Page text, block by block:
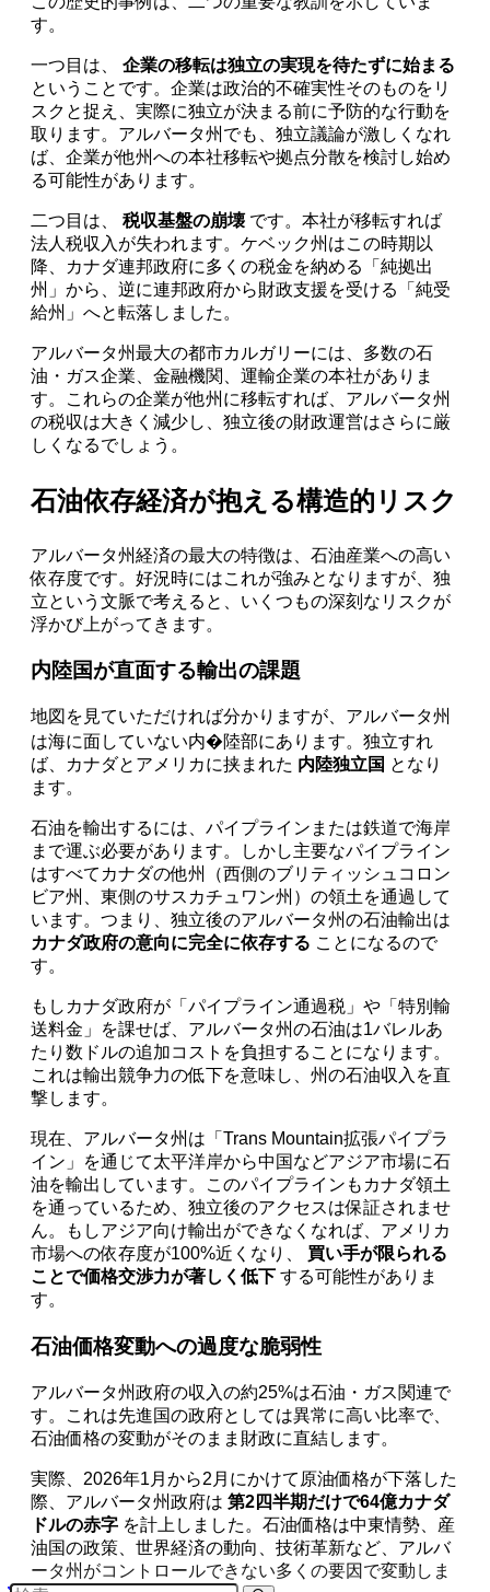
す。
一つ目は、企業の移転は独立の実現を待たずに始まる
ということです。企業は政治的不確実性そのものをリ
スクと捉え、実際に独立が決まる前に予防的な行動を
取ります。アルバータ州でも、独立議論が激しくなれ
ば、企業が他州への本社移転や拠点分散を検討し始め
る可能性があります。
二つ目は、税収基盤の崩壊です。本社が移転すれば
法人税収入が失われます。ケベック州はこの時期以
降、カナダ連邦政府に多くの税金を納める「純拠出
州」から、逆に連邦政府から財政支援を受ける「純受
給州」へと転落しました。
アルバータ州最大の都市カルガリーには、多数の石
油・ガス企業、金融機関、運輸企業の本社がありま
す。これらの企業が他州に移転すれば、アルバータ州
の税収は大きく減少し、独立後の財政運営はさらに厳
しくなるでしょう。
石油依存経済が抱える構造的リスク
アルバータ州経済の最大の特徴は、石油産業への高い
依存度です。好況時にはこれが強みとなりますが、独
立という文脈で考えると、いくつもの深刻なリスクが
浮かび上がってきます。
内陸国が直面する輸出の課題
地図を見ていただければ分かりますが、アルバータ州
は海に面していない内�陸部にあります。独立すれ
ば、カナダとアメリカに挟まれた 内陸独立国 となり
ます。
石油を輸出するには、パイプラインまたは鉄道で海岸
まで運ぶ必要があります。しかし主要なパイプライン
はすべてカナダの他州（西側のブリティッシュコロン
ビア州、東側のサスカチュワン州）の領土を通過して
います。つまり、独立後のアルバータ州の石油輸出は
カナダ政府の意向に完全に依存する ことになるので
す。
もしカナダ政府が「パイプライン通過税」や「特別輸
送料金」を課せば、アルバータ州の石油は1バレルあ
たり数ドルの追加コストを負担することになります。
これは輸出競争力の低下を意味し、州の石油収入を直
撃します。
現在、アルバータ州は「Trans Mountain拡張パイプラ
イン」を通じて太平洋岸から中国などアジア市場に石
油を輸出しています。このパイプラインもカナダ領土
を通っているため、独立後のアクセスは保証されませ
ん。もしアジア向け輸出ができなくなれば、アメリカ
市場への依存度が100%近くなり、 買い手が限られる
ことで価格交渉力が著しく低下 する可能性がありま
す。
石油価格変動への過度な脆弱性
アルバータ州政府の収入の約25%は石油・ガス関連で
す。これは先進国の政府としては異常に高い比率で、
石油価格の変動がそのまま財政に直結します。
実際、2026年1月から2月にかけて原油価格が下落した
際、アルバータ州政府は第2四半期だけで64億カナダ
ドルの赤字 を計上しました。石油価格は中東情勢、産
油国の政策、世界経済の動向、技術革新など、アルバ
ータ州がコントロールできない多くの要因で変動しま